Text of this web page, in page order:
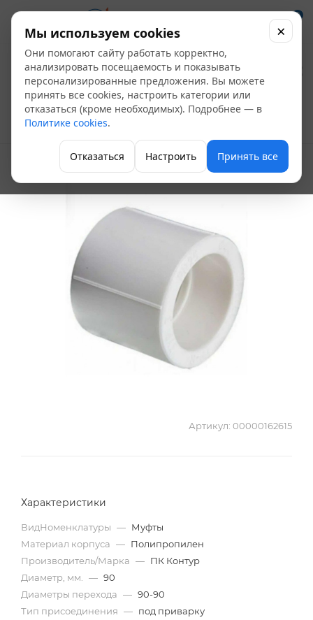
0
Муфта ПП Д 90 (ПК
Контур)
Полипропиленовые фитинги
Артикул: 00000162615
Характеристики
ВидНоменклатуры — Муфты
Материал корпуса — Полипропилен
Производитель/Марка — ПК Контур
Диаметр, мм.
— 90
Диаметры перехода — 90-90
Тип присоединения — под приварку
Мы используем cookies
Они помогают сайту работать корректно,
анализировать посещаемость и показывать
персонализированные предложения. Вы можете
принять все cookies, настроить категории или
отказаться (кроме необходимых). Подробнее — в
Политике cookies.
Отказаться Настроить Принять все
×